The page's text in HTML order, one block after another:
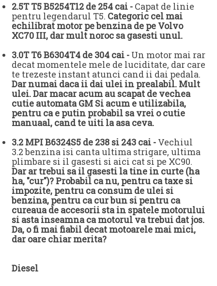
2.5T T5 B5254T12 de 254 cai - Capat de linie
pentru legendarul T5. Categoric cel mai
echilibrat motor pe benzina de pe Volvo
XC70 III, dar mult noroc sa gasesti unul.
3.0T T6 B6304T4 de 304 cai - Un motor mai rar
decat momentele mele de luciditate, dar care
te trezeste instant atunci cand ii dai pedala.
Dar numai daca ii dai ulei in prealabil. Mult
ulei. Dar macar acum au scapat de vechea
cutie automata GM Si acum e utilizabila,
pentru ca e putin probabil sa vrei o cutie
manuaal, cand te uiti la asa ceva.
3.2 MPI B6324S5 de 238 si 243 cai - Vechiul
3.2 benzina isi canta ultima strigare, ultima
plimbare si il gasesti si aici cat si pe XC90.
Dar ar trebui sa il gasesti la tine in curte (ha
ha, "cur")? Probabil ca nu, pentru ca taxe si
impozite, pentru ca consum de ulei si
benzina, pentru ca cur bun si pentru ca
cureaua de accesorii sta in spatele motorului
si asta inseamna ca motorul va trebui dat jos.
Da, o fi mai fiabil decat motoarele mai mici,
dar oare chiar merita?
Diesel